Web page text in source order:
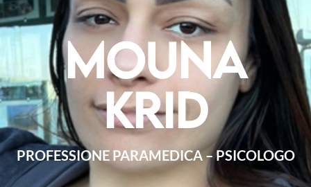
Mouna
KRID
PROFESSIONE PARAMEDICA – PSICOLOGO